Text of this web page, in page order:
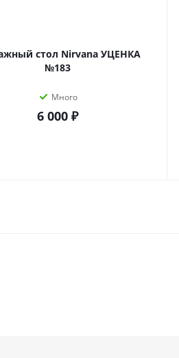
стол Nirvana УЦЕНКА
№183
Много
6 000 ₽